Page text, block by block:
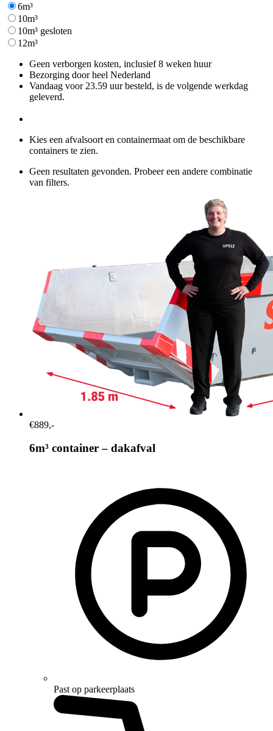
6m³
10m³
10m³ gesloten
12m³
Geen verborgen kosten, inclusief 8 weken huur
Bezorging door heel Nederland
Vandaag voor 23.59 uur besteld, is de volgende werkdag
geleverd.
Kies een afvalsoort en containermaat om de beschikbare
containers te zien.
Geen resultaten gevonden. Probeer een andere combinatie
van filters.
€889,-
6m³ container – dakafval
Past op parkeerplaats